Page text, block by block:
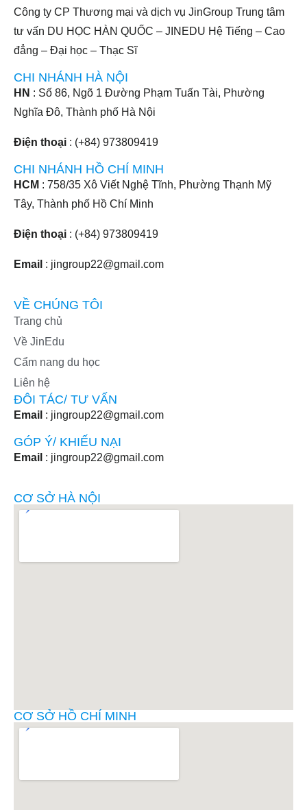
Công ty CP Thương mại và dịch vụ JinGroup Trung tâm
tư vấn DU HỌC HÀN QUỐC – JINEDU Hệ Tiếng – Cao
đẳng – Đại học – Thạc Sĩ
CHI NHÁNH HÀ NỘI
HN : Số 86, Ngõ 1 Đường Phạm Tuấn Tài, Phường
Nghĩa Đô, Thành phố Hà Nội
Điện thoại : (+84) 973809419
CHI NHÁNH HỒ CHÍ MINH
HCM : 758/35 Xô Viết Nghệ Tĩnh, Phường Thạnh Mỹ
Tây, Thành phố Hồ Chí Minh
Điện thoại : (+84) 973809419
Email : jingroup22@gmail.com
VỀ CHÚNG TÔI
Trang chủ
Về JinEdu
Cẩm nang du học
Liên hệ
ĐÔI TÁC/ TƯ VẤN
Email : jingroup22@gmail.com
GÓP Ý/ KHIẾU NẠI
Email : jingroup22@gmail.com
CƠ SỞ HÀ NỘI
CƠ SỞ HỒ CHÍ MINH